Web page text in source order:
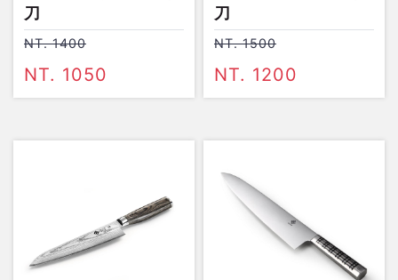
刀
NT. 1400
NT. 1050
刀
NT. 1500
NT. 1200